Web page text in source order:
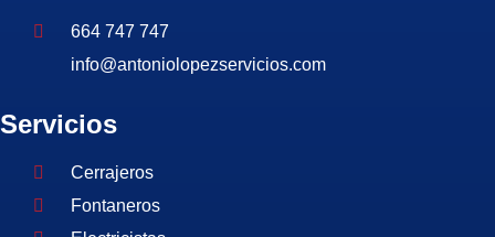
664 747 747
info@antoniolopezservicios.com
Servicios
Cerrajeros
Fontaneros